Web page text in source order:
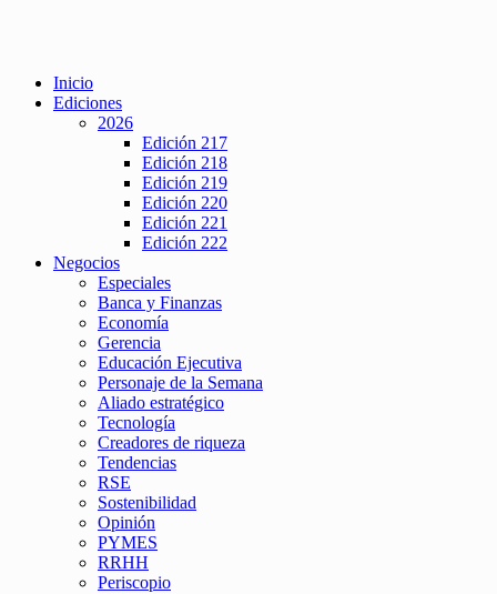
Inicio
Ediciones
2026
Edición 217
Edición 218
Edición 219
Edición 220
Edición 221
Edición 222
Negocios
Especiales
Banca y Finanzas
Economía
Gerencia
Educación Ejecutiva
Personaje de la Semana
Aliado estratégico
Tecnología
Creadores de riqueza
Tendencias
RSE
Sostenibilidad
Opinión
PYMES
RRHH
Periscopio